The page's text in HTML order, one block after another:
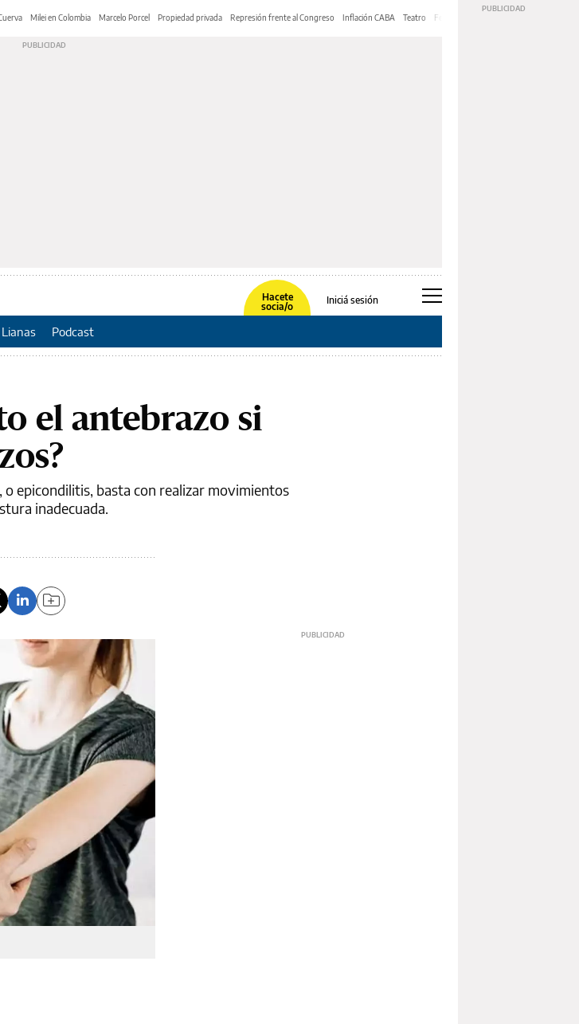
Milei en Colombia Marcelo Porcel Propiedad privada Represión frente al Congreso Inflación CABA Teatro Feria de Editores
Hacete
socia/o
Iniciá sesión
Podcast
el antebrazo si
o epicondilitis, basta con realizar movimientos
inadecuada.